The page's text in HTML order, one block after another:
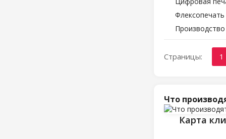
Страницы: 1
Что
Карта